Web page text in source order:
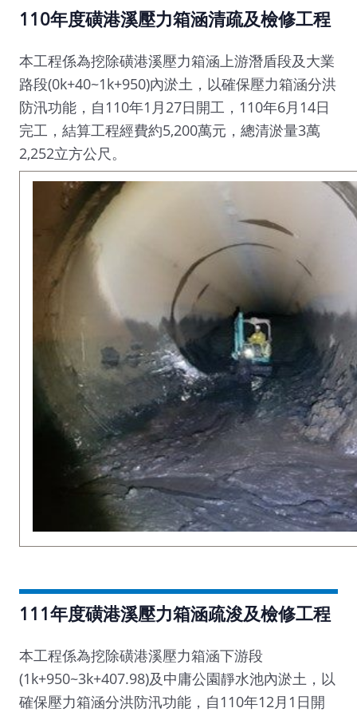
110年度磺港溪壓力箱涵清疏及檢修工程
本工程係為挖除磺港溪壓力箱涵上游潛盾段及大業
路段(0k+40~1k+950)內淤土，以確保壓力箱涵分洪
防汛功能，自110年1月27日開工，110年6月14日
完工，結算工程經費約5,200萬元，總清淤量3萬
2,252立方公尺。
111年度磺港溪壓力箱涵疏浚及檢修工程
本工程係為挖除磺港溪壓力箱涵下游段
(1k+950~3k+407.98)及中庸公園靜水池內淤土，以
確保壓力箱涵分洪防汛功能，自110年12月1日開